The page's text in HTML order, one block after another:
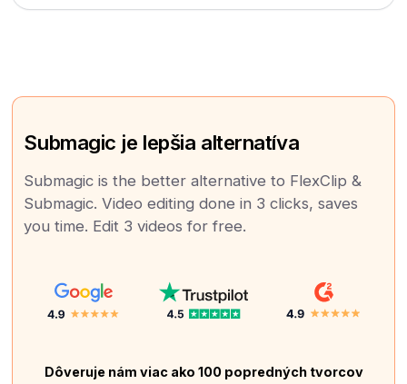
Submagic je lepšia alternatíva
Submagic is the better alternative to FlexClip &
Submagic. Video editing done in 3 clicks, saves
you time. Edit 3 videos for free.
Dôveruje nám viac ako 100 popredných tvorcov